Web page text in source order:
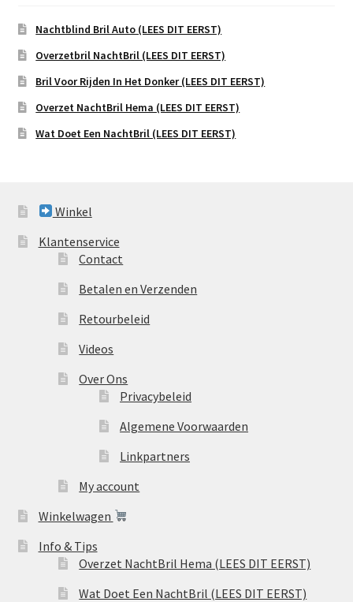
Nachtblind Bril Auto (LEES DIT EERST)
Overzetbril NachtBril (LEES DIT EERST)
Bril Voor Rijden In Het Donker (LEES DIT EERST)
Overzet NachtBril Hema (LEES DIT EERST)
Wat Doet Een NachtBril (LEES DIT EERST)
Winkel
Klantenservice
Contact
Betalen en Verzenden
Retourbeleid
Videos
Over Ons
Privacybeleid
Algemene Voorwaarden
Linkpartners
My account
Winkelwagen
Info & Tips
Overzet NachtBril Hema (LEES DIT EERST)
Wat Doet Een NachtBril (LEES DIT EERST)